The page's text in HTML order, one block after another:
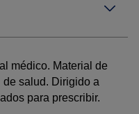
médico. Material de
salud. Dirigido a
para prescribir.